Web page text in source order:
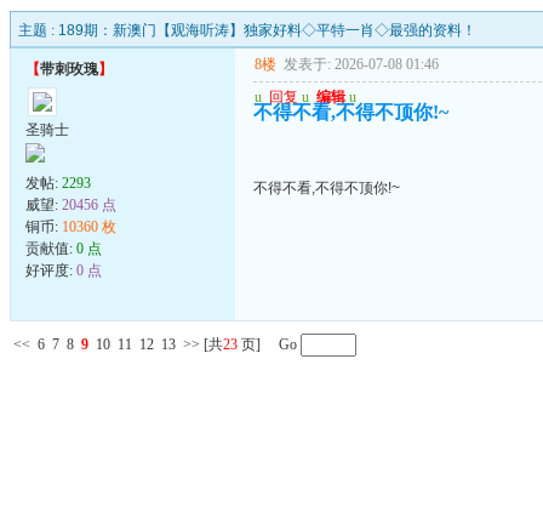
主题 : 189期：新澳门【观海听涛】独家好料◇平特一肖◇最强的资料！
【带刺玫瑰】
圣骑士
发帖: 2293
威望: 20456 点
铜币: 10360 枚
贡献值: 0 点
好评度: 0 点
8楼 发表于: 2026-07-08 01:46
u 回复 u 编辑 u
不得不看,不得不顶你!~
不得不看,不得不顶你!~
<< 6 7 8 9 10 11 12 13 >> [共23 页] Go